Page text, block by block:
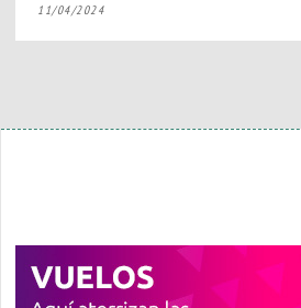
11/04/2024